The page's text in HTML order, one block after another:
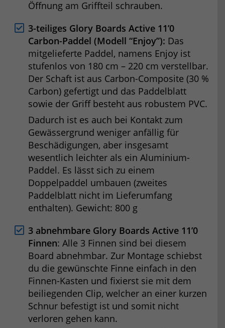
Öffnung am Griffteil schrauben.
3-teiliges Glory Boards Active 11’0
Carbon-Paddel (Modell “Enjoy”): Das
mitgelieferte Paddel, namens Enjoy ist
stufenlos von 180 cm – 220 cm verstellbar.
Der Schaft ist aus Carbon-Composite (30 %
Carbon) gefertigt und das Paddelblatt
sowie der Griff besteht aus robustem PVC.
Dadurch ist es auch bei Kontakt zum
Gewässergrund weniger anfällig für
Beschädigungen, aber insgesamt
wesentlich leichter als ein Aluminium-
Paddel. Es lässt sich zu einem
Doppelpaddel umbauen (zweites
Paddelblatt nicht im Lieferumfang
enthalten). Gewicht: 800 g
3 abnehmbare Glory Boards Active 11’0
Finnen: Alle 3 Finnen sind bei diesem
Board abnehmbar. Zur Montage schiebst
du die gewünschte Finne einfach in den
Finnen-Kasten und fixierst sie mit dem
beiliegenden Clip, welcher an einer kurzen
Schnur befestigt ist und somit nicht
verloren gehen kann.